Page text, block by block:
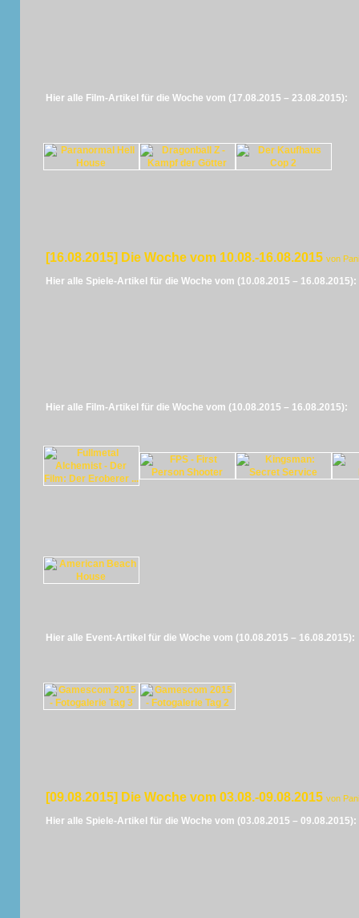
Hier alle Film-Artikel für die Woche vom (17.08.2015 – 23.08.2015):
[16.08.2015] Die Woche vom 10.08.-16.08.2015 von
Hier alle Spiele-Artikel für die Woche vom (10.08.2015 – 16.08.2015):
Hier alle Film-Artikel für die Woche vom (10.08.2015 – 16.08.2015):
Hier alle Event-Artikel für die Woche vom (10.08.2015 – 16.08.2015):
[09.08.2015] Die Woche vom 03.08.-09.08.2015 von
Hier alle Spiele-Artikel für die Woche vom (03.08.2015 – 09.08.2015):